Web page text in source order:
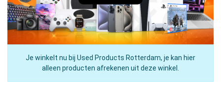
Je winkelt nu bij Used Products Rotterdam, je kan hier
alleen producten afrekenen uit deze winkel.